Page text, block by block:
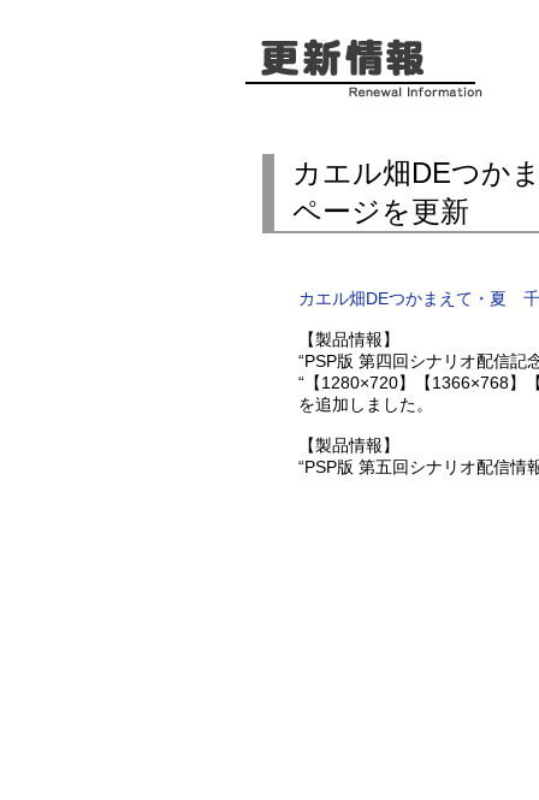
カエル畑DEつ
ページを更新
カエル畑DEつかまえて・夏
【製品情報】
“PSP版 第四回シナリオ配信記
“【1280×720】【1366×768】
を追加しました。
【製品情報】
“PSP版 第五回シナリオ配信情